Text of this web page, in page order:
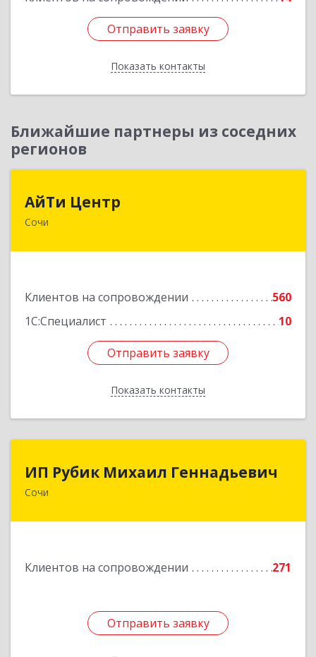
Отправить заявку
Показать контакты
Отправить заявку
Назад
Ближайшие партнеры из соседних
регионов
АйТи Центр
Сочи
Клиентов на сопровождении
560
1С:Специалист
10
Отправить заявку
Показать контакты
354000, Краснодарский край, Сочи, Московская
Отправить заявку
Назад
ИП Рубик Михаил Геннадьевич
Сочи
Клиентов на сопровождении 271
Отправить заявку
ИП Рубик Михаил Геннадьевич
Отправить заявку